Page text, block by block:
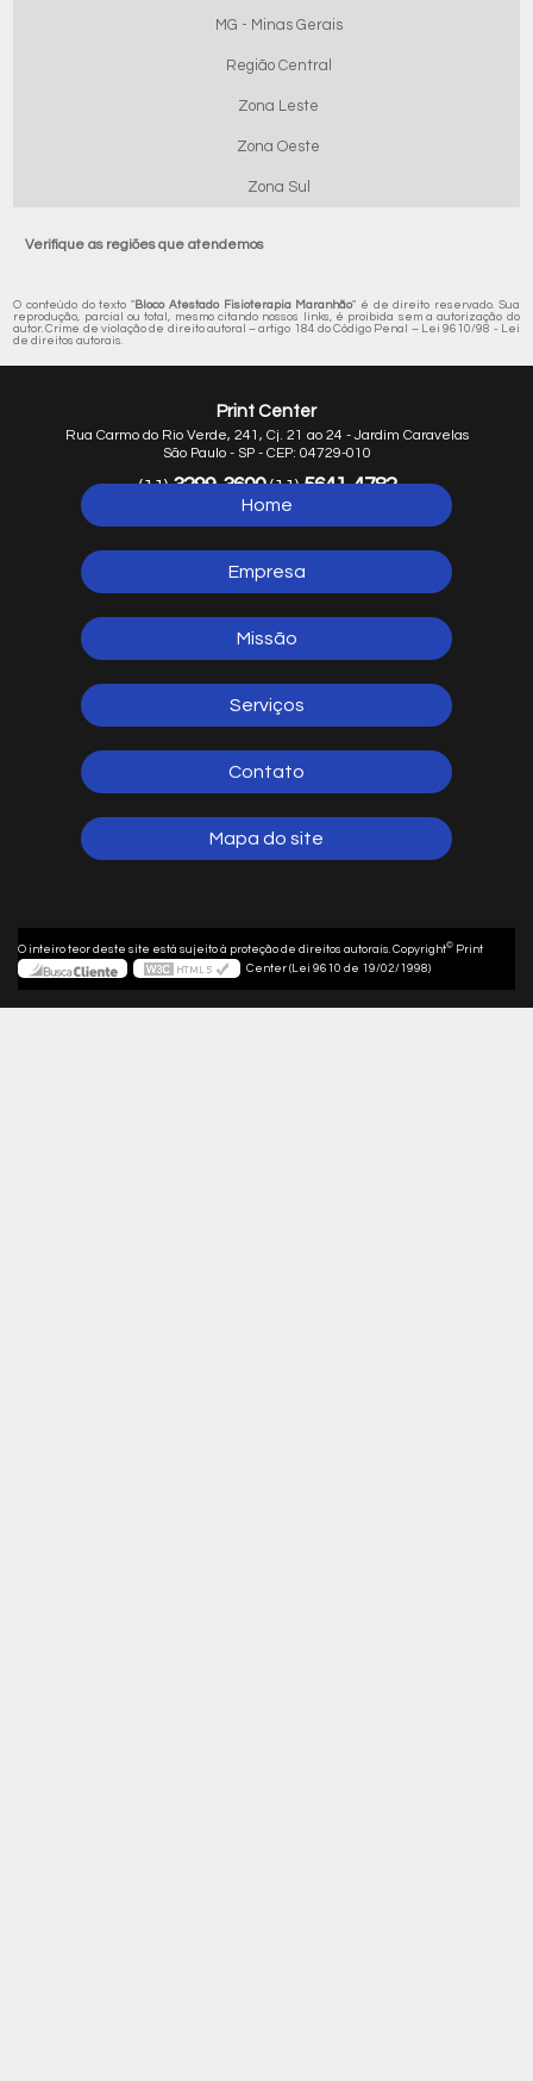
MG - Minas Gerais
Região Central
Zona Leste
Zona Oeste
Zona Sul
Verifique as regiões que atendemos
O conteúdo do texto " Bloco Atestado Fisioterapia Maranhão" é de direito reservado. Sua
reprodução, parcial ou total, mesmo citando nossos links, é proibida sem a autorização do
autor. Crime de violação de direito autoral – artigo 184 do Código Penal – Lei 9610/98 - Lei
de direitos autorais.
Print Center
Rua Carmo do Rio Verde, 241, Cj. 21 ao 24 - Jardim Caravelas
São Paulo - SP - CEP: 04729-010
(11)3299-3600(11)5641-4782
5641-1254
Home
Empresa
Missão
Serviços
Contato
Mapa do site
O inteiro teor deste site está sujeito à proteção de direitos autorais. Copyright© Print
Center (Lei 9610 de 19/02/1998)